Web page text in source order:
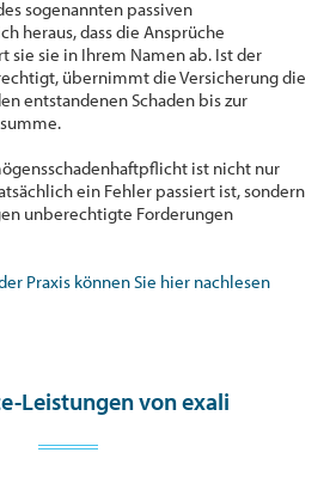
sogenannten passiven
heraus, dass die Ansprüche
sie sie in Ihrem Namen ab. Ist der
übernimmt die Versicherung die
entstandenen Schaden bis zur
ist nicht nur
ein Fehler passiert ist, sondern
unberechtigte Forderungen
Praxis können Sie hier nachlesen
Leistungen von exali